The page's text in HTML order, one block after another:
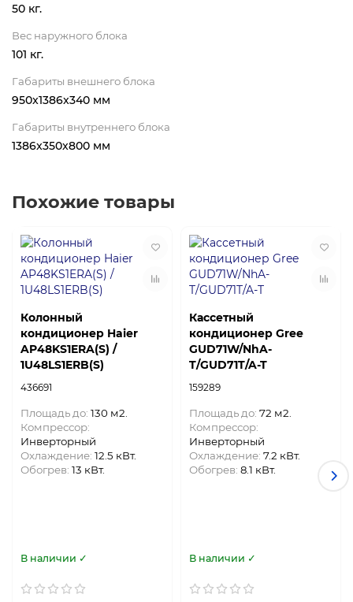
50 кг.
Вес наружного блока
101 кг.
Габариты внешнего блока
950x1386x340 мм
Габариты внутреннего блока
1386x350x800 мм
Похожие товары
Колонный
кондиционер Haier
AP48KS1ERA(S) /
1U48LS1ERB(S)
436691
Площадь до: 130 м2.
Компрессор:
Инверторный
Охлаждение: 12.5 кВт.
Обогрев: 13 кВт.
В наличии ✓
Кассетный
кондиционер Gree
GUD71W/NhA-
T/GUD71T/A-T
159289
Площадь до: 72 м2.
Компрессор:
Инверторный
Охлаждение: 7.2 кВт.
Обогрев: 8.1 кВт.
В наличии ✓